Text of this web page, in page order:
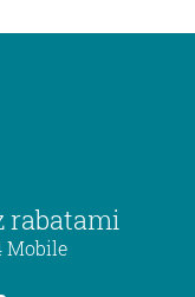
rabatami
Mobile